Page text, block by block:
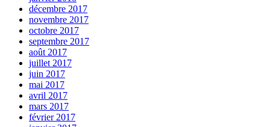
décembre 2017
novembre 2017
octobre 2017
septembre 2017
août 2017
juillet 2017
juin 2017
mai 2017
avril 2017
mars 2017
février 2017